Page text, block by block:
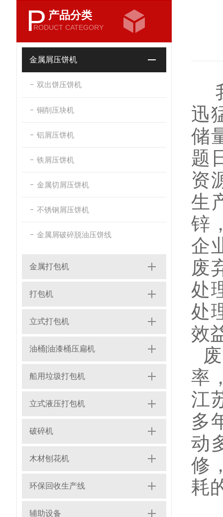
P 产品分类
RODUCT CATEGORY
金属屑压饼机
双出饼压饼机
铜削压块机
铝屑压饼机
铁屑压饼机
金属切屑压饼机
不锈钢屑压饼机
金属屑破碎脱油压饼线
金属打包机
打包机
立式打包机
油桶|油漆桶压扁机
船用垃圾打包机
立式液压打包机
破碎机
木材刨花机
环保回收生产线
辅助设备
迅
储
题
资
生
锌
企
废
处
处
效
率
江
多
动
修
耗